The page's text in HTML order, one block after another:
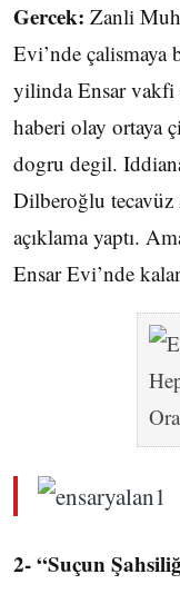
Gercek: Zanli
Evi’nde çalismaya
yilinda Ensar vakfi
haberi olay ortaya
dogru degil.
Dilberoğlu tecavüz
açıklama yaptı.
Ensar Evi’nde
2- “Suçun